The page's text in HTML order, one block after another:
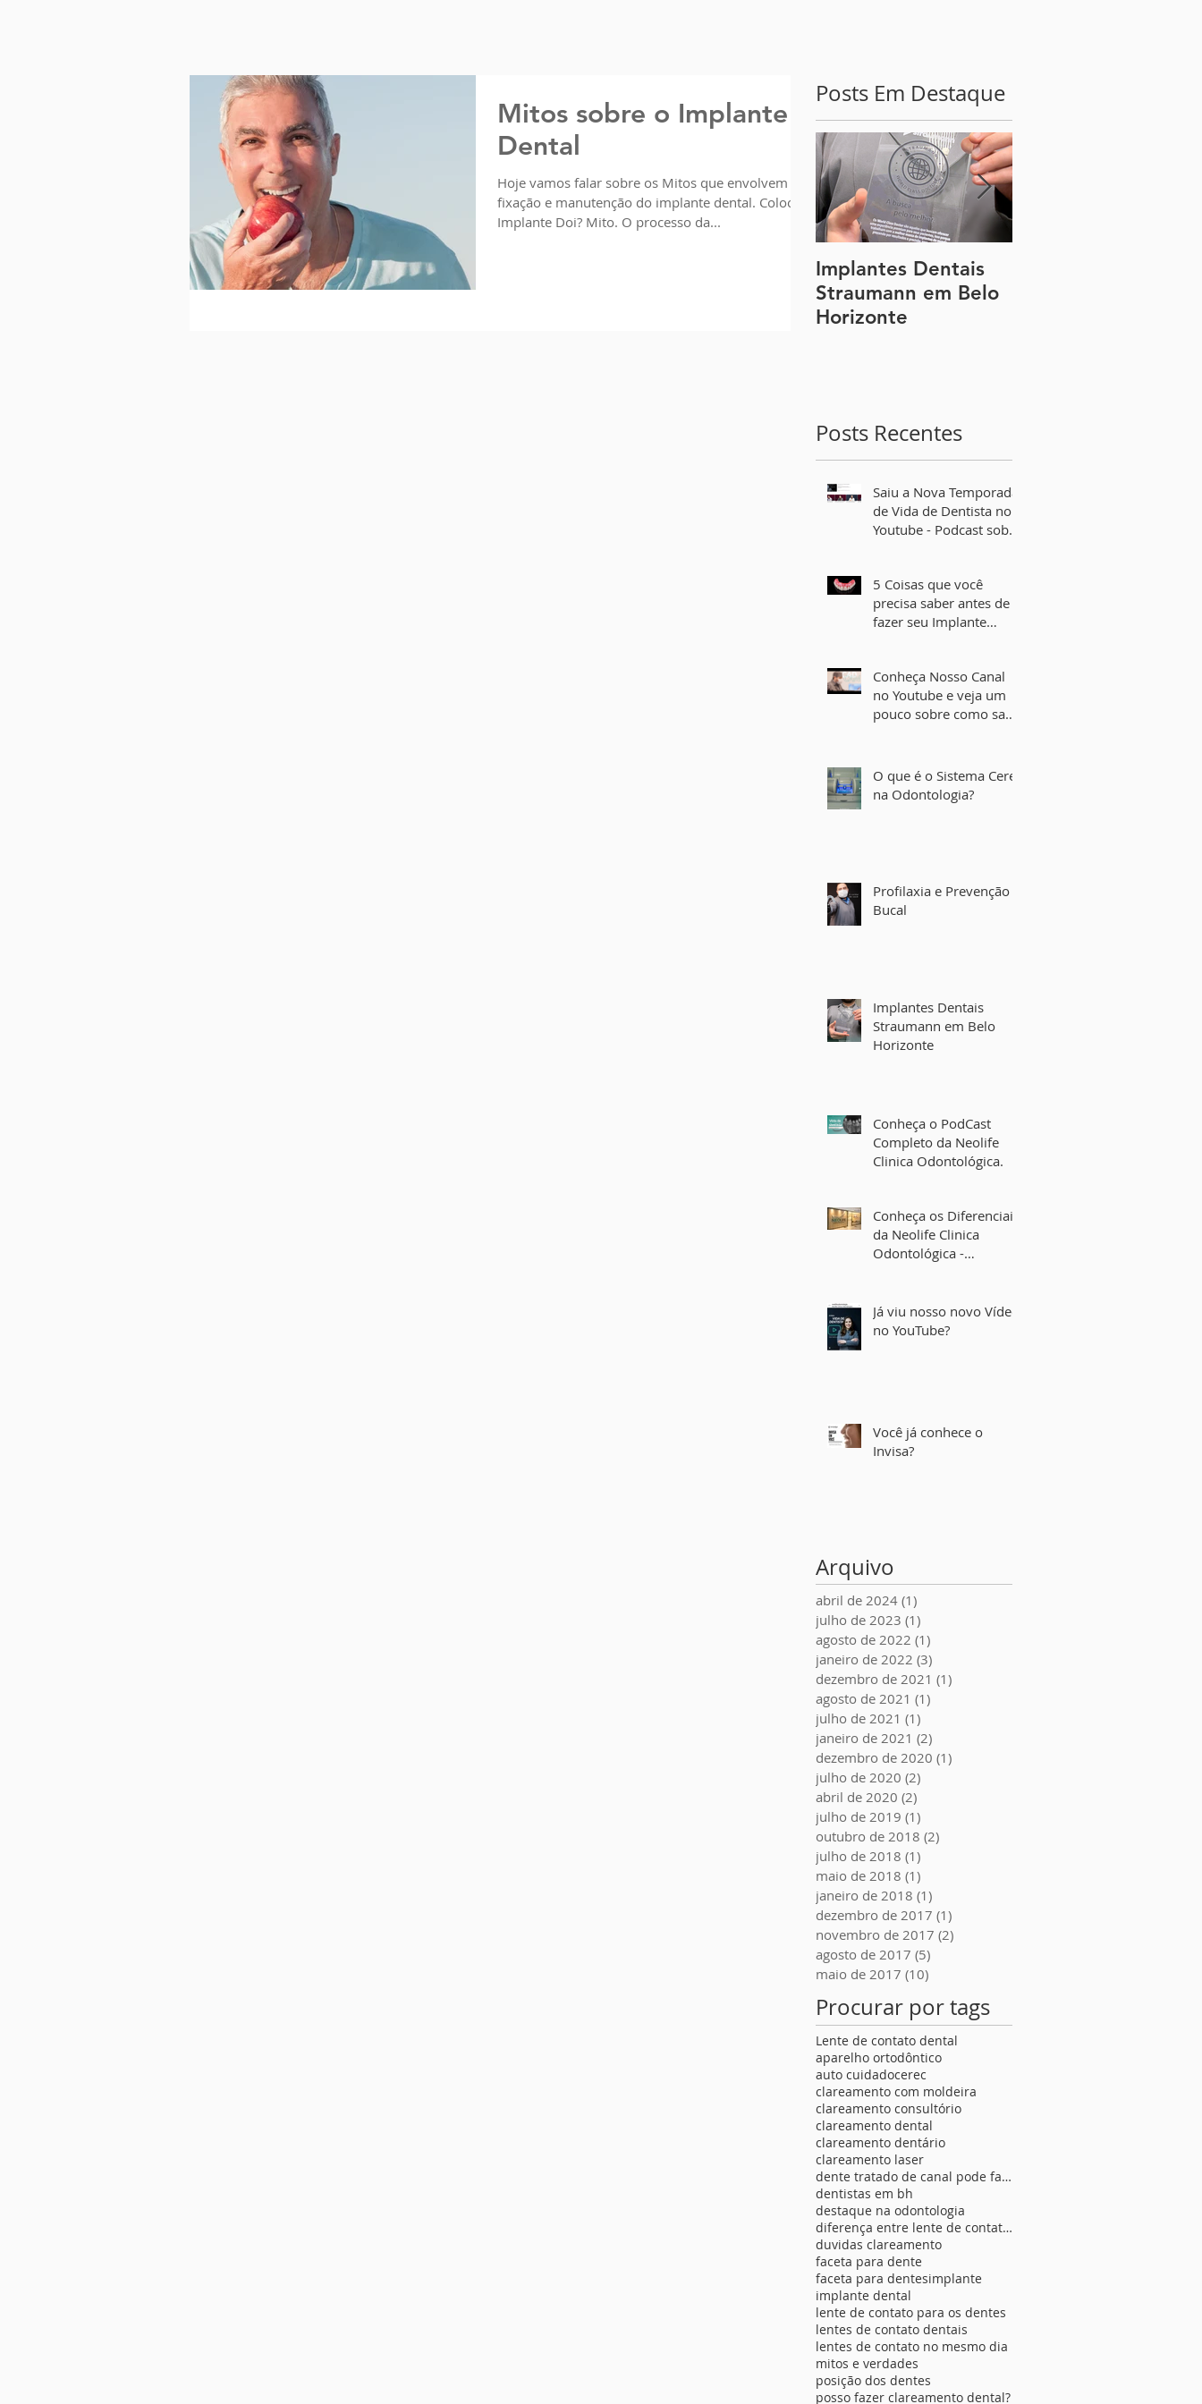
Mitos sobre o Implante
Dental
Hoje vamos falar sobre os Mitos que envolvem o
fixação e manutenção do implante dental. Colocar
Implante Doi? Mito. O processo da...
Posts Em Destaque
Implantes Dentais
Straumann em Belo
Horizonte
Posts Recentes
Saiu a Nova Temporada
de Vida de Dentista no
Youtube - Podcast sobre
5 Coisas que você
precisa saber antes de
fazer seu Implante
Conheça Nosso Canal
no Youtube e veja um
pouco sobre como sao
O que é o Sistema Cerec
na Odontologia?
Profilaxia e Prevenção
Bucal
Implantes Dentais
Straumann em Belo
Horizonte
Conheça o PodCast
Completo da Neolife
Clinica Odontológica.
Conheça os Diferenciais
da Neolife Clinica
Odontológica -
Já viu nosso novo Vídeo
no YouTube?
Você já conhece o
Invisa?
Arquivo
abril de 2024 (1)
julho de 2023 (1)
agosto de 2022 (1)
janeiro de 2022 (3)
dezembro de 2021 (1)
agosto de 2021 (1)
julho de 2021 (1)
janeiro de 2021 (2)
dezembro de 2020 (1)
julho de 2020 (2)
abril de 2020 (2)
julho de 2019 (1)
outubro de 2018 (2)
julho de 2018 (1)
maio de 2018 (1)
janeiro de 2018 (1)
dezembro de 2017 (1)
novembro de 2017 (2)
agosto de 2017 (5)
maio de 2017 (10)
Procurar por tags
Lente de contato dental
aparelho ortodôntico
auto cuidadocerec
clareamento com moldeira
clareamento consultório
clareamento dental
clareamento dentário
clareamento laser
dente tratado de canal pode fazer lente de contato
dentistas em bh
destaque na odontologia
diferença entre lente de contato para os dentes
duvidas clareamento
faceta para dente
faceta para dentesimplante
implante dental
lente de contato para os dentes
lentes de contato dentais
lentes de contato no mesmo dia
mitos e verdades
posição dos dentes
posso fazer clareamento dental?